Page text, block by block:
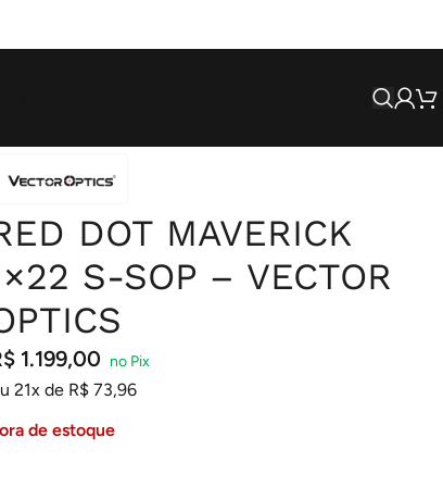
DOT MAVERICK
S-SOP – VECTOR
1.199,00
21x de R$73,96
de estoque